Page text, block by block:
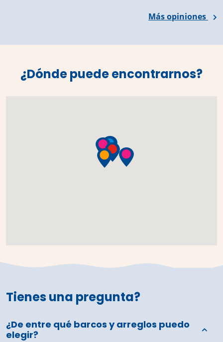
Más opiniones
¿Dónde puede encontrarnos?
Tienes una pregunta?
¿De entre qué barcos y arreglos puedo
elegir?